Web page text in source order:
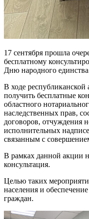
17 сентября прошла
бесплатному
Дню народного
В ходе
получить бесплатные
областного
наследственных прав,
договоров, отчуждения
исполнительных
связанным с
В рамках данной акции
консультация.
Целью таких
населения и
граждан.